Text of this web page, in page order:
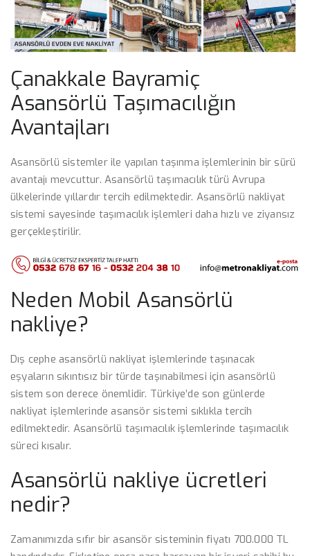
Çanakkale Bayramiç
Asansörlü Taşımacılığın
Avantajları
Asansörlü sistemler ile yapılan taşınma işlemlerinin bir sürü
avantajı mevcuttur. Asansörlü taşımacılık türü Avrupa
ülkelerinde yıllardır tercih edilmektedir. Asansörlü nakliyat
sistemi sayesinde taşımacılık işlemleri daha hızlı ve ziyansız
gerçekleştirilir.
Neden Mobil Asansörlü
nakliye?
Dış cephe asansörlü nakliyat işlemlerinde taşınacak
eşyaların sıkıntısız bir türde taşınabilmesi için asansörlü
sistem son derece önemlidir. Türkiye’de son günlerde
nakliyat işlemlerinde asansör sistemi sıklıkla tercih
edilmektedir. Asansörlü taşımacılık işlemlerinde taşımacılık
süreci kısalır.
Asansörlü nakliye ücretleri
nedir?
Zamanımızda sıfır bir asansör sisteminin fiyatı 700.000 TL